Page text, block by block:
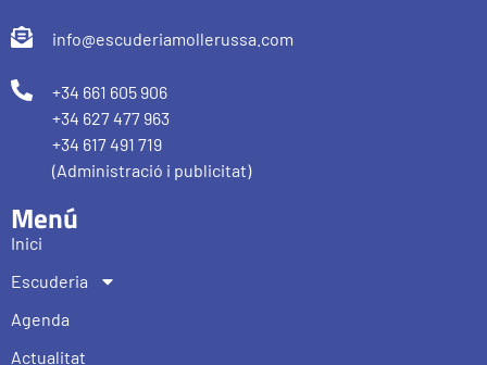
info@escuderiamollerussa.com
+34 661 605 906
+34 627 477 963
+34 617 491 719
(Administració i publicitat)
Menú
Inici
Escuderia
Agenda
Actualitat